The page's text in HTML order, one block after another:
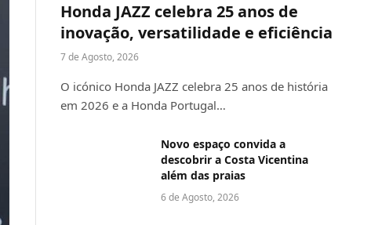
Honda JAZZ celebra 25 anos de
inovação, versatilidade e eficiência
7 de Agosto, 2026
O icónico Honda JAZZ celebra 25 anos de história
em 2026 e a Honda Portugal…
Novo espaço convida a
descobrir a Costa Vicentina
além das praias
6 de Agosto, 2026